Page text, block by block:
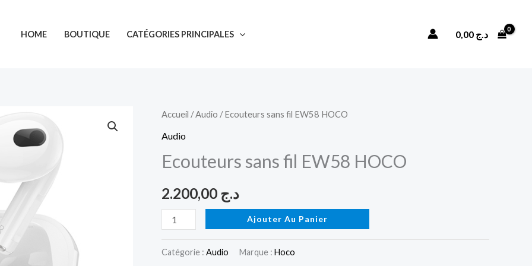
HOME BOUTIQUE CATÉGORIES PRINCIPALES Rechercher د.ج 0,00
Accueil /Audio / Ecouteurs sans fil EW58 HOCO
Audio
Ecouteurs sans fil EW58 HOCO
د.ج
quantité
de
sans
EW58
HOCO
Ajouter Au Panier
Catégorie : Audio Marque : Hoco